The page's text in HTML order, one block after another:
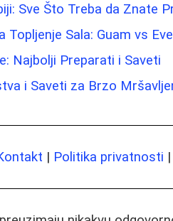
Sve Što Treba da Znate
Topljenje Sala: Guam vs
Najbolji Preparati i Saveti
i Saveti za Brzo
| Politika privatnosti |